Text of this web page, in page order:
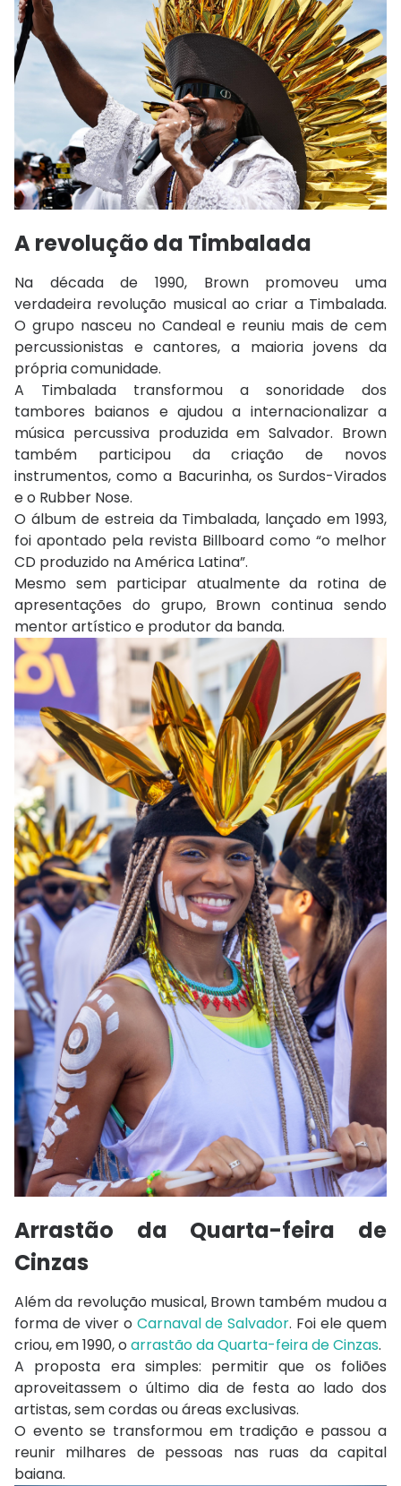
A revolução da Timbalada
Na década de 1990, Brown promoveu uma
verdadeira revolução musical ao criar a Timbalada.
O grupo nasceu no Candeal e reuniu mais de cem
percussionistas e cantores, a maioria jovens da
própria comunidade.
A Timbalada transformou a sonoridade dos
tambores baianos e ajudou a internacionalizar a
música percussiva produzida em Salvador. Brown
também participou da criação de novos
instrumentos, como a Bacurinha, os Surdos-Virados
e o Rubber Nose.
O álbum de estreia da Timbalada, lançado em 1993,
foi apontado pela revista Billboard como “o melhor
CD produzido na América Latina”.
Mesmo sem participar atualmente da rotina de
apresentações do grupo, Brown continua sendo
mentor artístico e produtor da banda.
Arrastão da Quarta-feira de
Cinzas
Além da revolução musical, Brown também mudou a
forma de viver o Carnaval de Salvador. Foi ele quem
criou, em 1990, o arrastão da Quarta-feira de Cinzas.
A proposta era simples: permitir que os foliões
aproveitassem o último dia de festa ao lado dos
artistas, sem cordas ou áreas exclusivas.
O evento se transformou em tradição e passou a
reunir milhares de pessoas nas ruas da capital
baiana.